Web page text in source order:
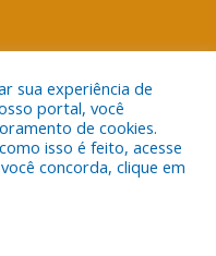
Municipal de Soure.
sua experiência de
portal, você
de cookies.
isso é feito, acesse
você concorda, clique em